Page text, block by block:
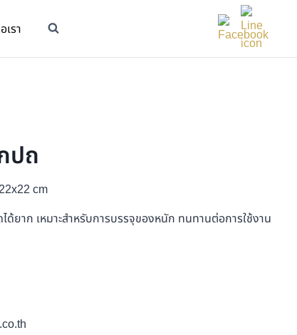
เรา
ปถ
cm
ด้ยาก เหมาะสำหรับการบรรจุของหนัก ทนทานต่อการใช้งาน